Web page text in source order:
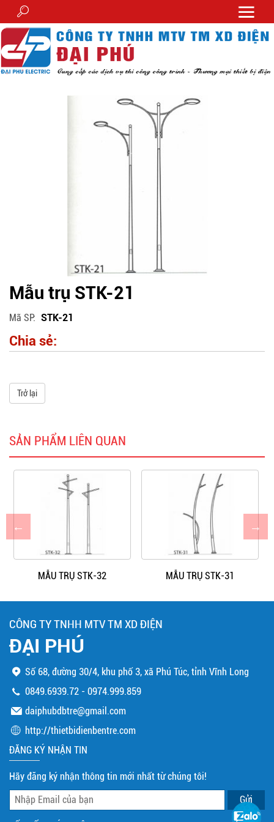
Mẫu trụ STK-21
Mã SP STK-21
Chia sẻ:
Trở lại
SẢN PHẨM LIÊN QUAN
MẪU TRỤ STK-32 MẪU TRỤ STK-31
CÔNG TY TNHH MTV TM XD ĐIỆN
ĐẠI PHÚ
Số 68, đường 30/4, khu phố 3, xã Phú Túc, tỉnh Vĩnh Long
0849.6939.72 -0974.999.859
daiphubdbtre@gmail.com
http://thietbidienbentre.com
ĐĂNG KÝ NHẬN TIN
Hãy đăng ký nhận thông tin mới nhất từ chúng tôi!